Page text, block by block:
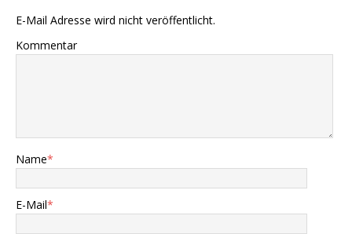
E-Mail Adresse wird nicht veröffentlicht.
Kommentar
Name*
E-Mail*